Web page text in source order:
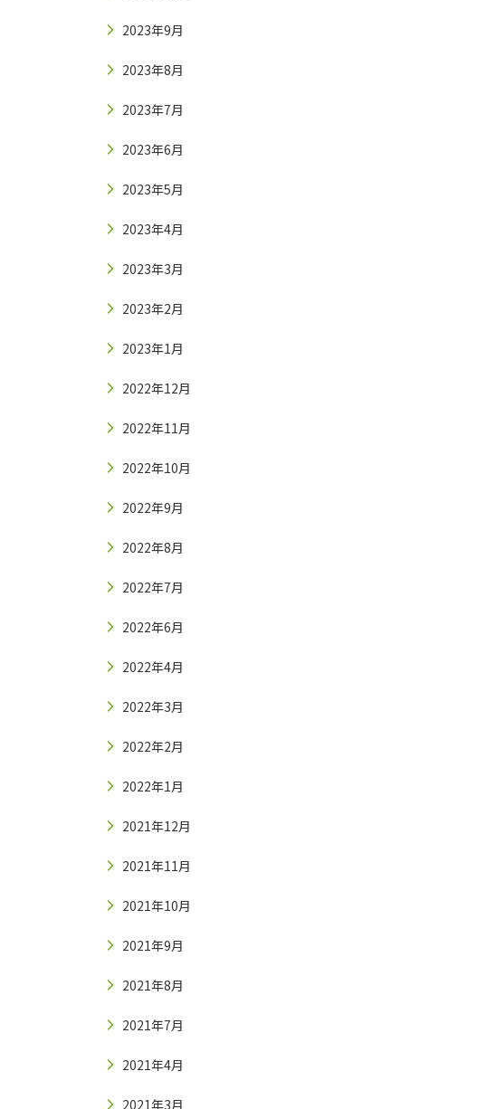
2023年9月
2023年8月
2023年7月
2023年6月
2023年5月
2023年4月
2023年3月
2023年2月
2023年1月
2022年12月
2022年11月
2022年10月
2022年9月
2022年8月
2022年7月
2022年6月
2022年4月
2022年3月
2022年2月
2022年1月
2021年12月
2021年11月
2021年10月
2021年9月
2021年8月
2021年7月
2021年4月
2021年3月